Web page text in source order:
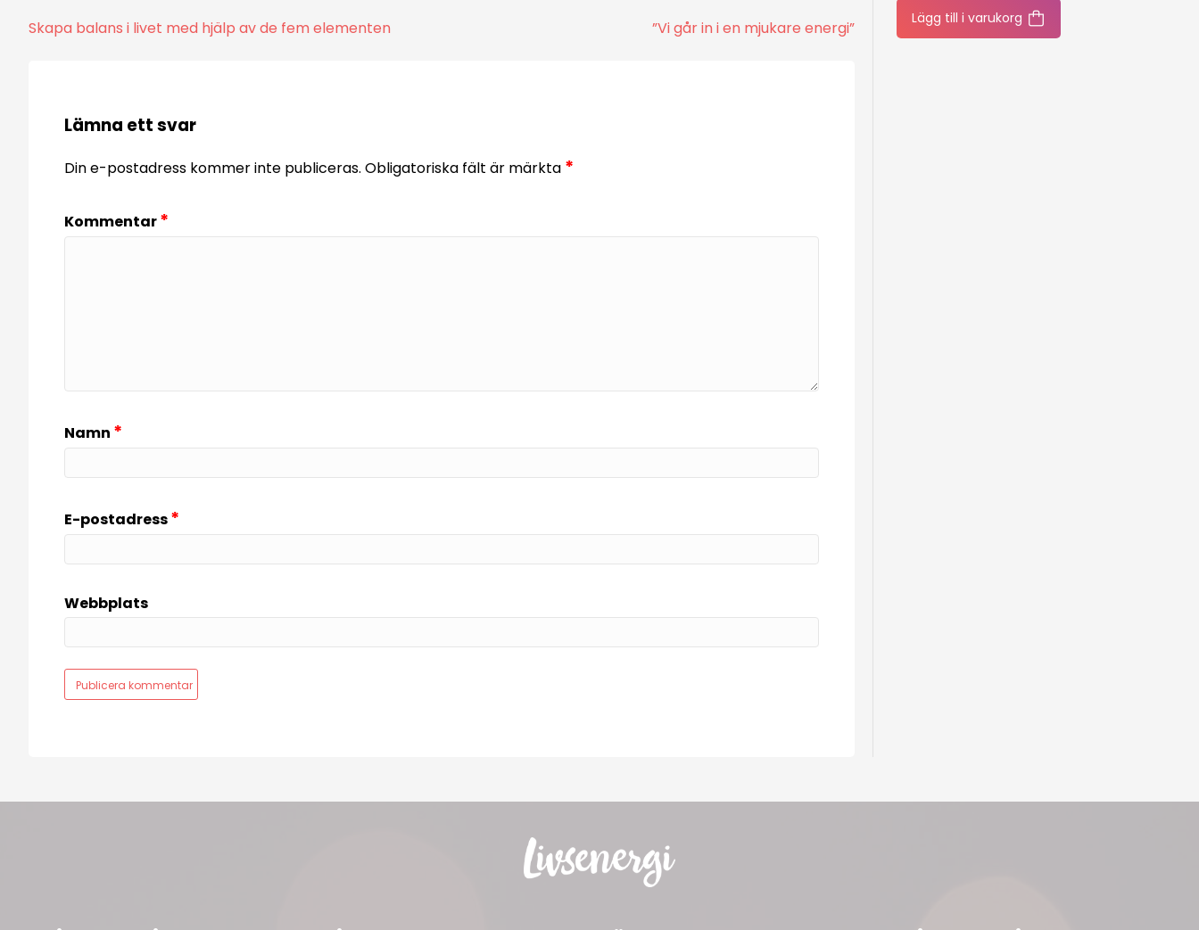
Inläggsnavigering
Skapa balans i livet med hjälp av de fem elementen ”Vi går in i en mjukare energi”
Lämna ett svar
Din e-postadress kommer inte publiceras. Obligatoriska fält är märkta *
Kommentar*
Namn *
E-postadress*
Webbplats
Lägg till i varukorg